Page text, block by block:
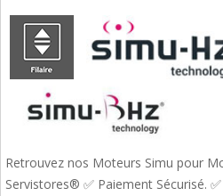
Retrouvez nos Moteurs Simu pour
Servistores® ✅ Paiement Sécurisé.